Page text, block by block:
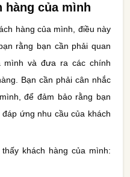
hàng của mình
hàng của mình, điều này
rằng bạn cần phải quan
mình và đưa ra các chính
Bạn cần phải cân nhắc
để đảm bảo rằng bạn
ứng nhu cầu của khách
khách hàng của mình: